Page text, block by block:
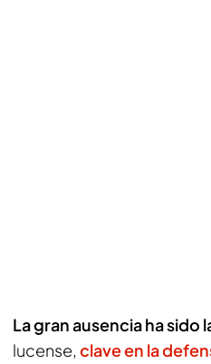
La gran ausencia ha sido
lucense, clave en la